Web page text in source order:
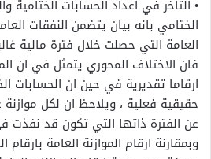
• التأخر في اعداد الحسابات الختامية
الختامي بانه بيان يتضمن النفقات
العامة التي حصلت خلال فترة مالية
فان الاختلاف المحوري يتمثل في ان
ارقاما تقديرية في حين ان الحسابات
حقيقية فعلية ، ويلاحظ ان لكل
عن الفترة ذاتها التي تكون قد نفذت
وبمقارنة ارقام الموازنة العامة